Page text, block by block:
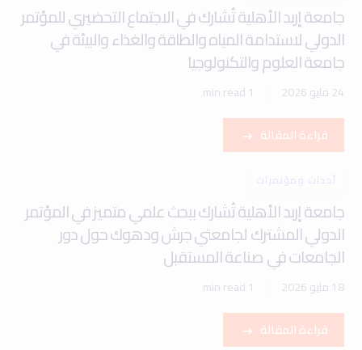
جامعة إربد الأهلية تُشارك في الاجتماع التحضيري للمؤتمر
الدولي لاستدامة المياه والطاقة والغذاء والبيئة في
جامعة العلوم والتكنولوجيا
24 مايو 2026 1 min read
قراءة المقالة
أحداث ومؤتمرات
جامعة إربد الأهلية تُشارك ببحث علمي متميز في المؤتمر
الدولي المشترك لجامعتي جرش ودهوك حول دور
الجامعات في صناعة المستقبل
18 مايو 2026 1 min read
قراءة المقالة